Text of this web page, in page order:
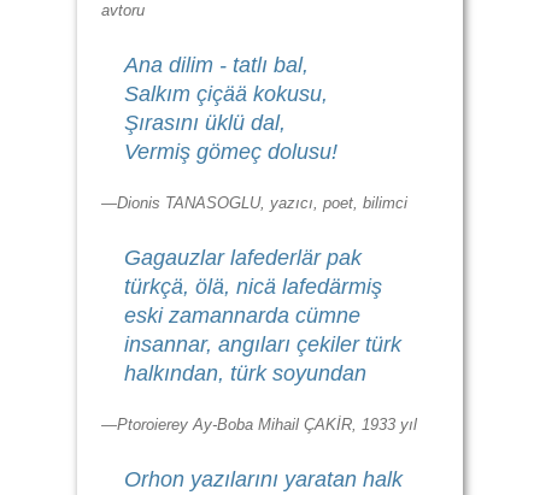
avtoru
Ana dilim - tatlı bal,
Salkım çiçää kokusu,
Şırasını üklü dal,
Vermiş gömeç dolusu!
—Dionis TANASOGLU, yazıcı, poet, bilimci
Gagauzlar lafederlär pak
türkçä, ölä, nicä lafedärmiş
eski zamannarda cümne
insannar, angıları çekiler türk
halkından, türk soyundan
—Ptoroierey Ay-Boba Mihail ÇAKİR, 1933 yıl
Orhon yazılarını yaratan halk